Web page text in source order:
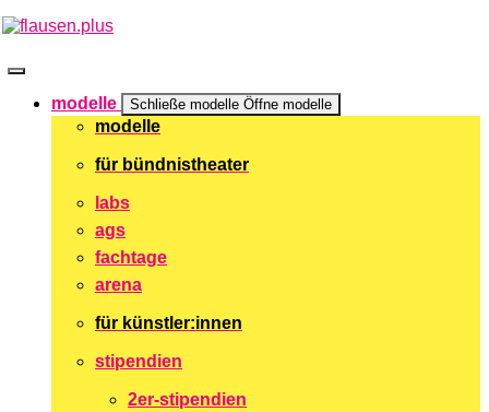
Zum
springen
modelle Schließe modelle Öffne modelle
modelle
für bündnistheater
labs
ags
fachtage
arena
für künstler:innen
stipendien
2er-stipendien